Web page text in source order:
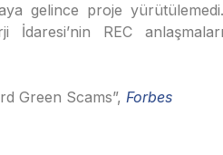
gelince proje yürütülemedi.
REC anlaşmaları
Green Scams”, Forbes